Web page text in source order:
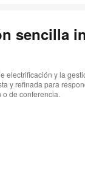
sencilla
electrificación y la
y refinada para
de conferencia.